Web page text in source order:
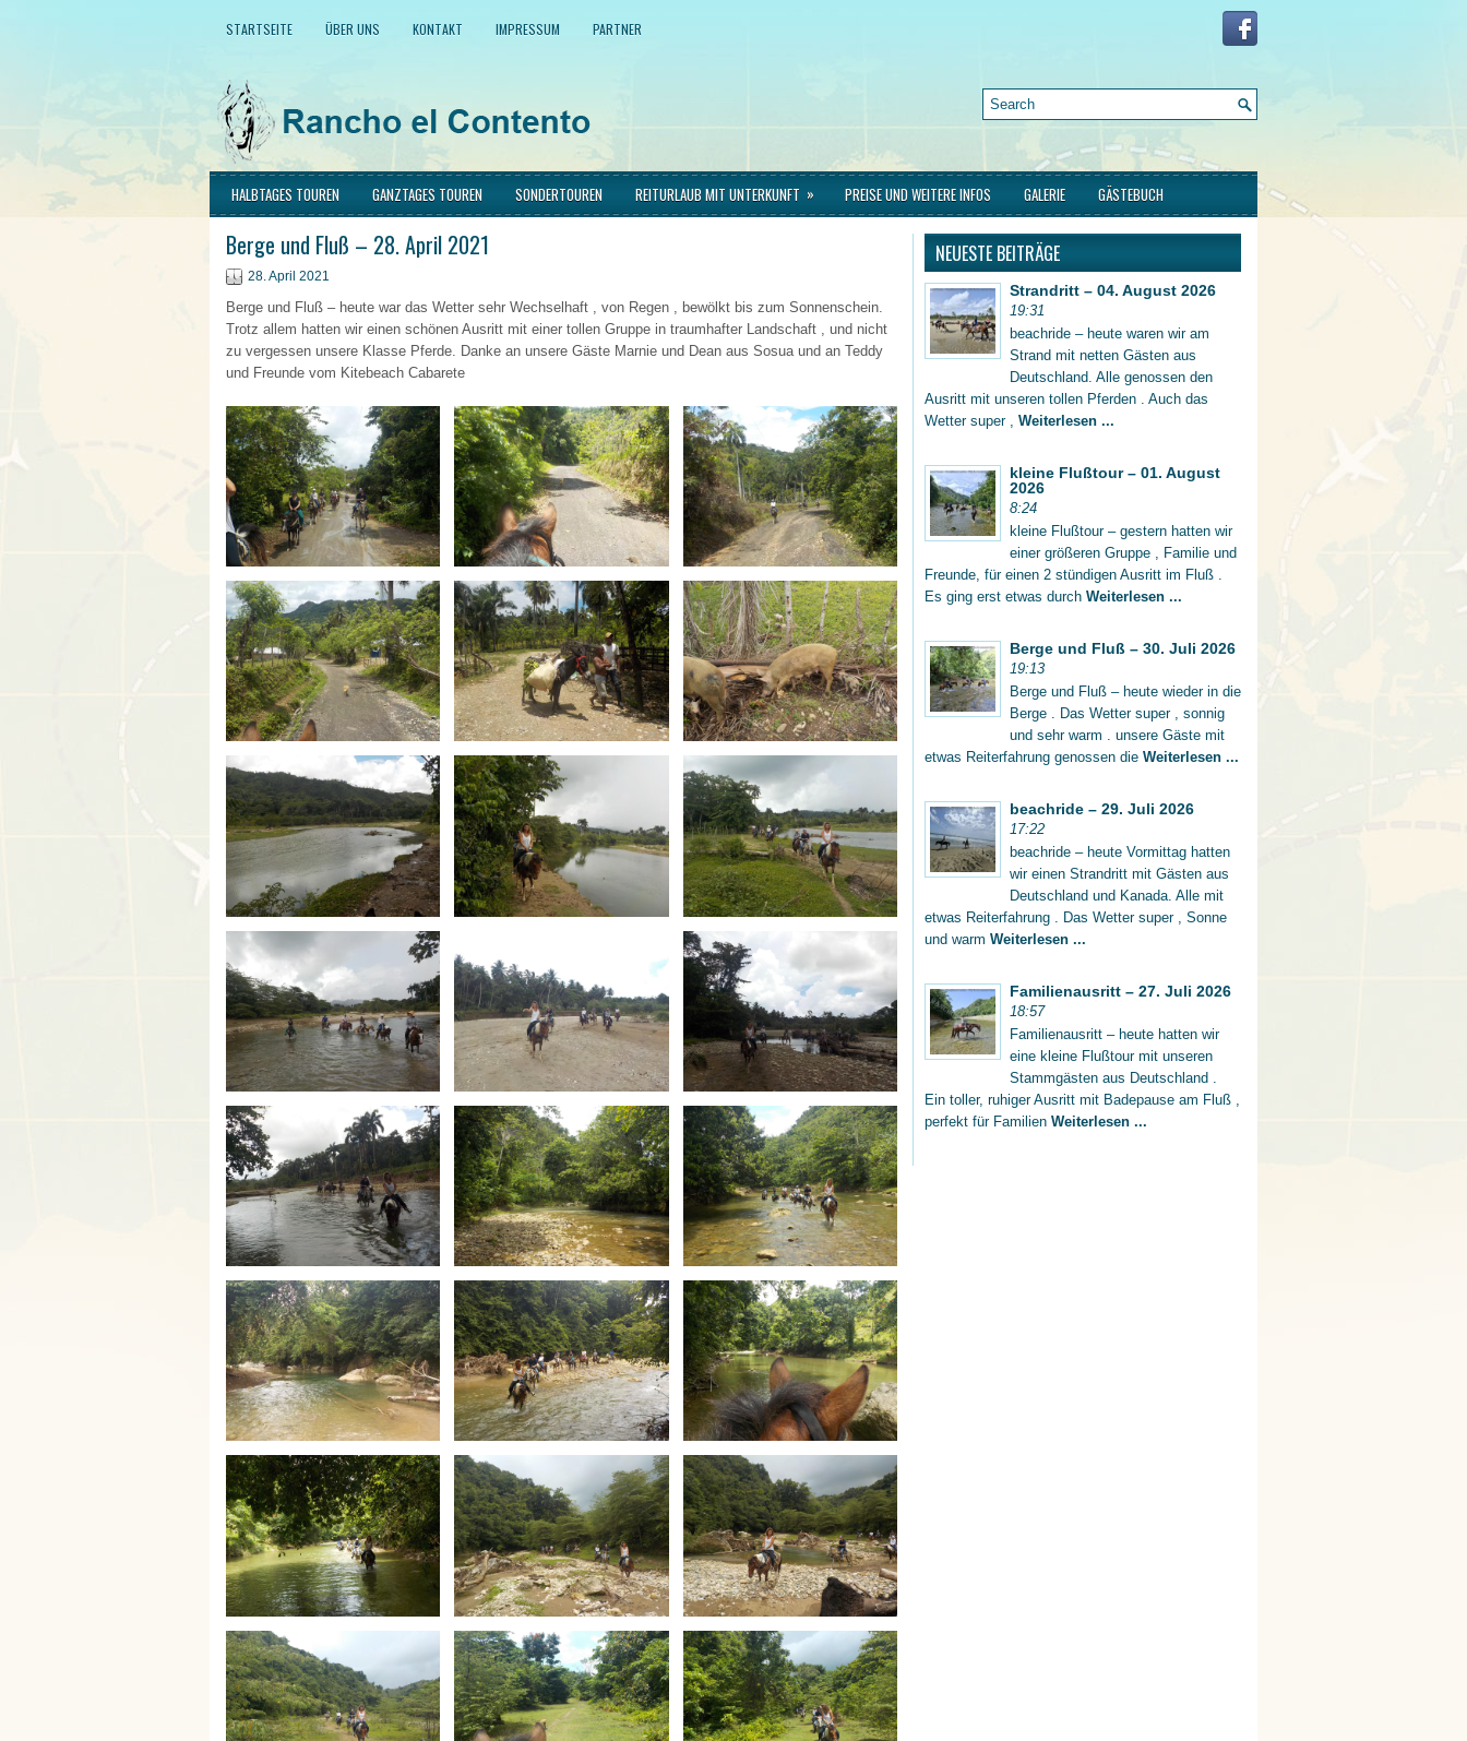
STARTSEITE ÜBER UNS KONTAKT IMPRESSUM PARTNER
HALBTAGES TOUREN GANZTAGES TOUREN SONDERTOUREN REITURLAUB MIT UNTERKUNFT » PREISE UND WEITERE INFOS GALERIE GÄSTEBUCH
Berge und Fluß – 28. April 2021
28. April 2021
Berge und Fluß – heute war das Wetter sehr Wechselhaft , von Regen , bewölkt bis zum Sonnenschein.
Trotz allem hatten wir einen schönen Ausritt mit einer tollen Gruppe in traumhafter Landschaft , und nicht
zu vergessen unsere Klasse Pferde. Danke an unsere Gäste Marnie und Dean aus Sosua und an Teddy
und Freunde vom Kitebeach Cabarete
NEUESTE BEITRÄGE
Strandritt – 04. August 2026
19:31
beachride – heute waren wir am
Strand mit netten Gästen aus
Deutschland. Alle genossen den
Ausritt mit unseren tollen Pferden . Auch das
Wetter super , Weiterlesen ...
kleine Flußtour – 01. August
2026
8:24
kleine Flußtour – gestern hatten wir
einer größeren Gruppe , Familie und
Freunde, für einen 2 stündigen Ausritt im Fluß .
Es ging erst etwas durch Weiterlesen ...
Berge und Fluß – 30. Juli 2026
19:13
Berge und Fluß – heute wieder in die
Berge . Das Wetter super , sonnig
und sehr warm . unsere Gäste mit
etwas Reiterfahrung genossen die Weiterlesen ...
beachride – 29. Juli 2026
17:22
beachride – heute Vormittag hatten
wir einen Strandritt mit Gästen aus
Deutschland und Kanada. Alle mit
etwas Reiterfahrung . Das Wetter super , Sonne
und warm Weiterlesen ...
Familienausritt – 27. Juli 2026
18:57
Familienausritt – heute hatten wir
eine kleine Flußtour mit unseren
Stammgästen aus Deutschland .
Ein toller, ruhiger Ausritt mit Badepause am Fluß ,
perfekt für Familien Weiterlesen ...